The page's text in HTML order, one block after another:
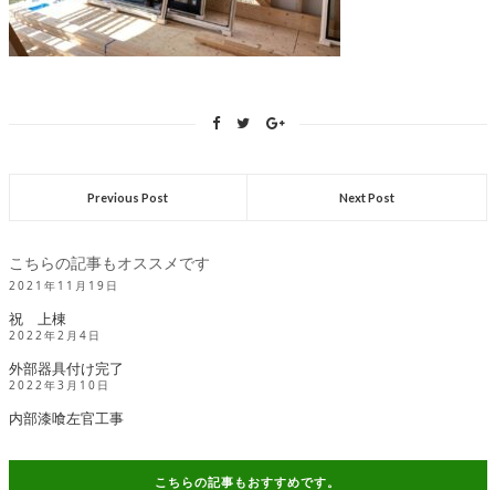
Previous Post Next Post
こちらの記事もオススメです
2021年11月19日
祝 上棟
2022年2月4日
外部器具付け完了
2022年3月10日
内部漆喰左官工事
こちらの記事もおすすめです。